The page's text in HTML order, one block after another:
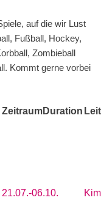
auf die wir Lust
Fußball, Hockey,
Zombieball
Kommt gerne vorbei
ZeitraumDuration
21.07.-06.10.